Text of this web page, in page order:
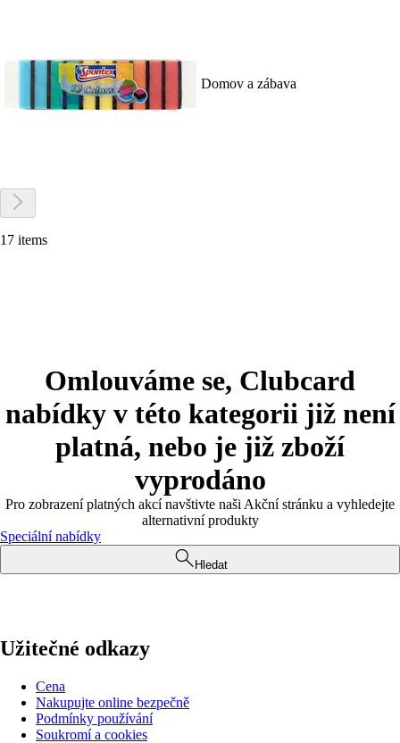
Domov a zábava
17 items
Omlouváme se, Clubcard
nabídky v této kategorii již není
platná, nebo je již zboží
vyprodáno
Pro zobrazení platných akcí navštivte naši Akční stránku a vyhledejte
alternativní produkty
Speciální nabídky
Hledat
Užitečné odkazy
Cena
Nakupujte online bezpečně
Podmínky používání
Soukromí a cookies